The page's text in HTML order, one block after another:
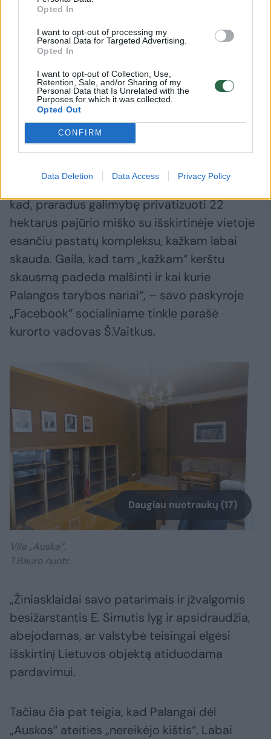
Opted In
I want to opt-out of processing my
Personal Data for Targeted Advertising.
Opted In
I want to opt-out of Collection, Use,
Retention, Sale, and/or Sharing of my
Personal Data that Is Unrelated with the
Purposes for which it was collected.
Opted Out
CONFIRM
Data Deletion Data Access Privacy Policy
„Kam užmynėme ant nuospaudos, neleisdami
privatizuoti „Auskos“? Skaitau miesto
Tarybos nario Eugenijaus Simučio
pasisakymą ir savo akimis netikiu – pasirodo,
Vyriausybei sustabdžius privatizavimą ir
nutarimu perdavus vilą „Auska“ Palangai,
Savivaldybė, ketinanti ją pritaikyti
visuomenės poreikiams, elgiasi neteisingai.
Tai girdžiu jau ne pirmą kartą, todėl manau,
kad, praradus galimybę privatizuoti 22
hektarus pajūrio miško su išskirtinėje vietoje
esančiu pastatų kompleksu, kažkam labai
skauda. Gaila, kad tam „kažkam“ kerštu
skausmą padeda malšinti ir kai kurie
Palangos tarybos nariai“, – savo paskyroje
„Facebook“ socialiniame tinkle parašė
kurorto vadovas Š.Vaitkus.
Daugiau nuotraukų (17)
Vila „Auska“.
T.Bauro nuotr.
„Žiniasklaidai savo patarimais ir įžvalgomis
besižarstantis E. Simutis lyg ir apsidraudžia,
abejodamas, ar valstybė teisingai elgėsi
išskirtinį Lietuvos objektą atiduodama
pardavimui.
Tačiau čia pat teigia, kad Palangai dėl
„Auskos“ ateities „nereikėjo kištis“. Labai